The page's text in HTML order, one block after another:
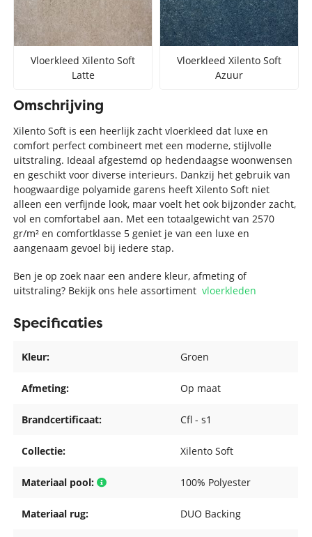
Vloerkleed Xilento Soft
Latte
Vloerkleed Xilento Soft
Azuur
Omschrijving
Xilento Soft is een heerlijk zacht vloerkleed dat luxe en
comfort perfect combineert met een moderne, stijlvolle
uitstraling. Ideaal afgestemd op hedendaagse woonwensen
en geschikt voor diverse interieurs. Dankzij het gebruik van
hoogwaardige polyamide garens heeft Xilento Soft niet
alleen een verfijnde look, maar voelt het ook bijzonder zacht,
vol en comfortabel aan. Met een totaalgewicht van 2570
gr/m² en comfortklasse 5 geniet je van een luxe en
aangenaam gevoel bij iedere stap.
Ben je op zoek naar een andere kleur, afmeting of
uitstraling? Bekijk ons hele assortimentvloerkleden
Specificaties
Kleur: Groen
Afmeting: Op maat
Brandcertificaat: Cfl - s1
Collectie: Xilento Soft
Materiaal pool: 100% Polyester
Materiaal rug: DUO Backing